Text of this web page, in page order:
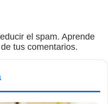
el spam. Aprende
tus comentarios.